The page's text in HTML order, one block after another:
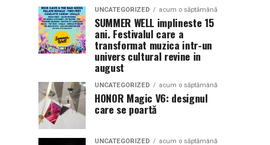
UNCATEGORIZED acum o săptămână
SUMMER WELL implineste 15
ani. Festivalul care a
transformat muzica intr-un
univers cultural revine in
august
UNCATEGORIZED acum o săptămână
HONOR Magic V6: designul
care se poartă
UNCATEGORIZED acum o săptămână